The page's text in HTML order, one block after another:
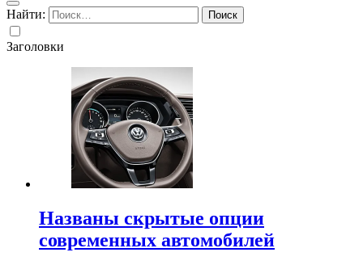
Найти:
Заголовки
Названы скрытые опции
современных автомобилей